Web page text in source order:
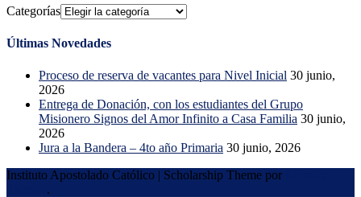
Categorías
Últimas Novedades
Proceso de reserva de vacantes para Nivel Inicial 30 junio,
2026
Entrega de Donación, con los estudiantes del Grupo
Misionero Signos del Amor Infinito a Casa Familia 30 junio,
2026
Jura a la Bandera – 4to año Primaria 30 junio, 2026
Instituto Apostolado Católico | Scholarship Theme por
.